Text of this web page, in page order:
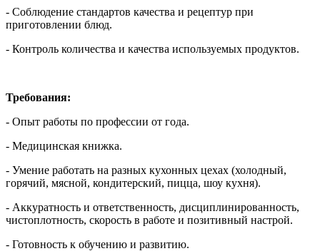
- Соблюдение стандартов качества и рецептур при
приготовлении блюд.
- Контроль количества и качества используемых продуктов.
Требования:
- Опыт работы по профессии от года.
- Медицинская книжка.
- Умение работать на разных кухонных цехах (холодный,
горячий, мясной, кондитерский, пицца, шоу кухня).
- Аккуратность и ответственность, дисциплинированность,
чистоплотность, скорость в работе и позитивный настрой.
- Готовность к обучению и развитию.